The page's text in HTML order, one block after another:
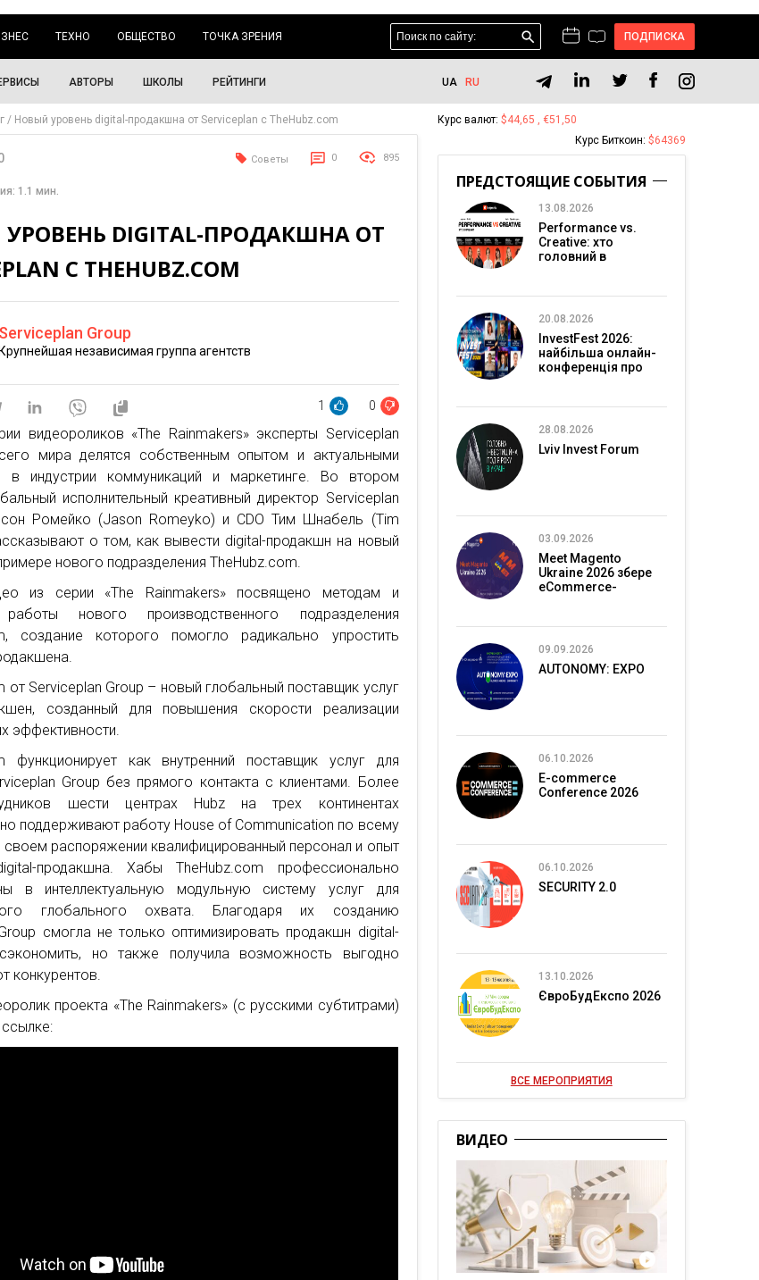
ТЕХНО ОБЩЕСТВО ТОЧКА ЗРЕНИЯ ПОДПИСКА
АВТОРЫ ШКОЛЫ РЕЙТИНГИ UA RU
Новый уровень digital-продакшна от Serviceplan с TheHubz.com
Советы 0 895
1.1 мин.
DIGITAL-ПРОДАКШНА ОТ
С THEHUBZ.COM
Serviceplan Group
Крупнейшая независимая группа агентств
1 0
видеороликов «The Rainmakers» эксперты Serviceplan
мира делятся собственным опытом и актуальными
в индустрии коммуникаций и маркетинге. Во втором
исполнительный креативный директор Serviceplan
Ромейко (Jason Romeyko) и CDO Тим Шнабель (Tim
о том, как вывести digital-продакшн на новый
нового подразделения TheHubz.com.
из серии «The Rainmakers» посвящено методам и
работы нового производственного подразделения
создание которого помогло радикально упростить
от Serviceplan Group – новый глобальный поставщик услуг
созданный для повышения скорости реализации
эффективности.
функционирует как внутренний поставщик услуг для
Group без прямого контакта с клиентами. Более
шести центрах Hubz на трех континентах
поддерживают работу House of Communication по всему
своем распоряжении квалифицированный персонал и опыт
продакшна. Хабы TheHubz.com профессионально
в интеллектуальную модульную систему услуг для
глобального охвата. Благодаря их созданию
смогла не только оптимизировать продакшн digital-
но также получила возможность выгодно
конкурентов.
проекта «The Rainmakers» (с русскими субтитрами)
Курс валют: $44,65 , €51,50
Курс Биткоин: $64369
ПРЕДСТОЯЩИЕ СОБЫТИЯ
13.08.2026
Performance vs.
Creative: хто
головний в
20.08.2026
InvestFest 2026:
найбільша онлайн-
конференція про
28.08.2026
Lviv Invest Forum
03.09.2026
Meet Magento
Ukraine 2026 збере
eCommerce-
09.09.2026
AUTONOMY: EXPO
06.10.2026
E-commerce
Conference 2026
06.10.2026
SECURITY 2.0
13.10.2026
ЄвроБудЕкспо 2026
ВСЕ МЕРОПРИЯТИЯ
ВИДЕО